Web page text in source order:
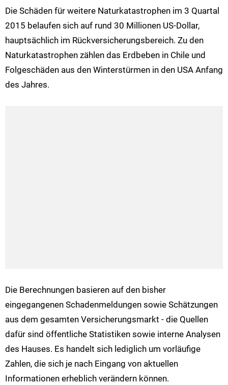
Die Schäden für weitere Naturkatastrophen im 3 Quartal
2015 belaufen sich auf rund 30 Millionen US-Dollar,
hauptsächlich im Rückversicherungsbereich. Zu den
Naturkatastrophen zählen das Erdbeben in Chile und
Folgeschäden aus den Winterstürmen in den USA Anfang
des Jahres.
Die Berechnungen basieren auf den bisher
eingegangenen Schadenmeldungen sowie Schätzungen
aus dem gesamten Versicherungsmarkt - die Quellen
dafür sind öffentliche Statistiken sowie interne Analysen
des Hauses. Es handelt sich lediglich um vorläufige
Zahlen, die sich je nach Eingang von aktuellen
Informationen erheblich verändern können.